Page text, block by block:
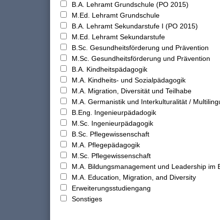
B.A. Lehramt Grundschule (PO 2015)
M.Ed. Lehramt Grundschule
B.A. Lehramt Sekundarstufe I (PO 2015)
M.Ed. Lehramt Sekundarstufe
B.Sc. Gesundheitsförderung und Prävention
M.Sc. Gesundheitsförderung und Prävention
B.A. Kindheitspädagogik
M.A. Kindheits- und Sozialpädagogik
M.A. Migration, Diversität und Teilhabe
M.A. Germanistik und Interkulturalität /
B.Eng. Ingenieurpädadogik
M.Sc. Ingenieurpädagogik
B.Sc. Pflegewissenschaft
M.A. Pflegepädagogik
M.Sc. Pflegewissenschaft
M.A. Bildungsmanagement und Leadership im
M.A. Education, Migration, and Diversity
Erweiterungsstudiengang
Sonstiges